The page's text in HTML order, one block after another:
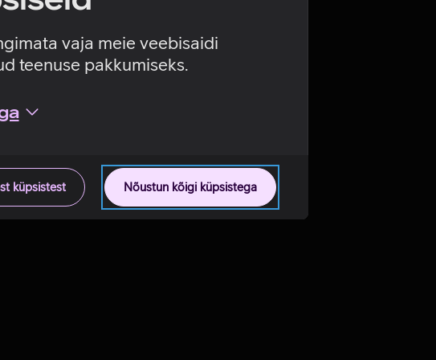
vaja meie veebisaidi
teenuse pakkumiseks.
Nõustun kõigi küpsistega
küpsistest